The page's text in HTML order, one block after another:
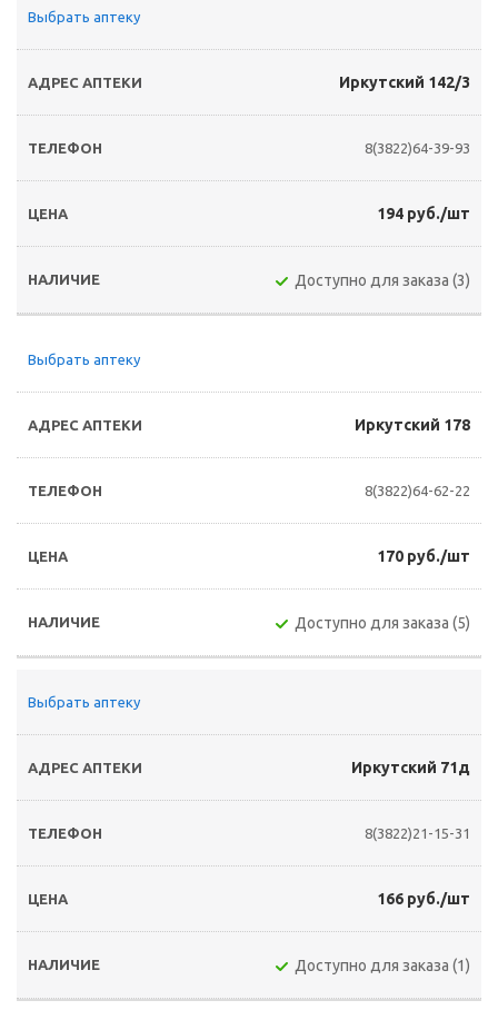
Выбрать аптеку
Иркутский 142/3
8(3822)64-39-93
194 руб./шт
Доступно для заказа (3)
Выбрать аптеку
Иркутский 178
8(3822)64-62-22
170 руб./шт
Доступно для заказа (5)
Выбрать аптеку
Иркутский 71д
8(3822)21-15-31
166 руб./шт
Доступно для заказа (1)